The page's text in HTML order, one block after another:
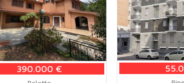
390.000 €